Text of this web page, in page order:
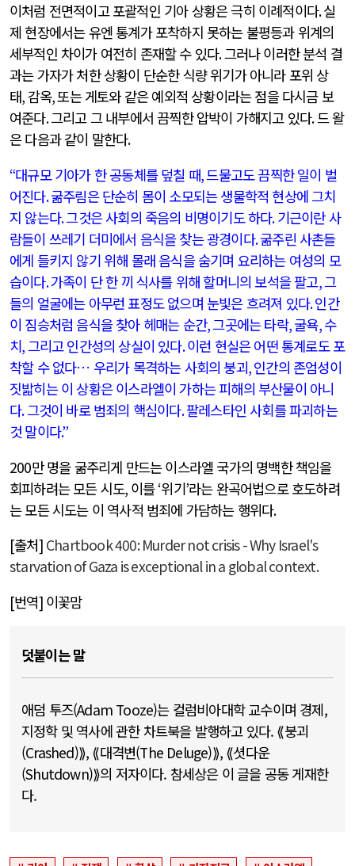
이처럼 전면적이고 포괄적인 기아 상황은 극히 이례적이다.실
제 현장에서는 유엔 통계가 포착하지 못하는 불평등과 위계의
세부적인 차이가 여전히 존재할 수 있다.그러나 이러한 분석 결
과는 가자가 처한 상황이 단순한 식량 위기가 아니라 포위 상
태,감옥,또는 게토와 같은 예외적 상황이라는 점을 다시금 보
여준다.그리고 그 내부에서 끔찍한 압박이 가해지고 있다.드 왈
은 다음과 같이 말한다.
“대규모 기아가 한 공동체를 덮칠 때,드물고도 끔찍한 일이 벌
어진다.굶주림은 단순히 몸이 소모되는 생물학적 현상에 그치
지 않는다.그것은 사회의 죽음의 비명이기도 하다.기근이란 사
람들이 쓰레기 더미에서 음식을 찾는 광경이다.굶주린 사촌들
에게 들키지 않기 위해 몰래 음식을 숨기며 요리하는 여성의 모
습이다.가족이 단 한 끼 식사를 위해 할머니의 보석을 팔고,그
들의 얼굴에는 아무런 표정도 없으며 눈빛은 흐려져 있다.인간
이 짐승처럼 음식을 찾아 헤매는 순간,그곳에는 타락,굴욕,수
치,그리고 인간성의 상실이 있다.이런 현실은 어떤 통계로도 포
착할 수 없다… 우리가 목격하는 사회의 붕괴,인간의 존엄성이
짓밟히는 이 상황은 이스라엘이 가하는 피해의 부산물이 아니
다.그것이 바로 범죄의 핵심이다.팔레스타인 사회를 파괴하는
것 말이다.”
200만 명을 굶주리게 만드는 이스라엘 국가의 명백한 책임을
회피하려는 모든 시도, 이를‘위기’라는 완곡어법으로 호도하려
는 모든 시도는 이 역사적 범죄에 가담하는 행위다.
[출처] Chartbook 400: Murder not crisis - Why Israel's
starvation of Gaza is exceptional in a global context.
[번역] 이꽃맘
덧붙이는 말
애덤 투즈(Adam Tooze)는 컬럼비아대학 교수이며 경제,
지정학 및 역사에 관한 차트북을 발행하고 있다. ⟪붕괴
(Crashed)⟫, ⟪대격변(The Deluge)⟫, ⟪셧다운
(Shutdown)⟫의 저자이다. 참세상은 이 글을 공동 게재한
다.